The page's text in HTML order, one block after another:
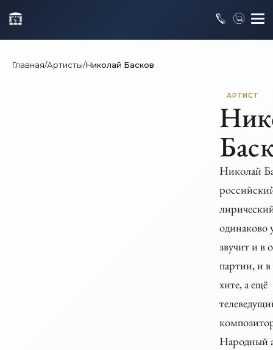
Главная/Артисты/Николай Басков
АРТИСТ
Николай
одинаково
звучит и в
партии, и
хите, а ещё
Народный